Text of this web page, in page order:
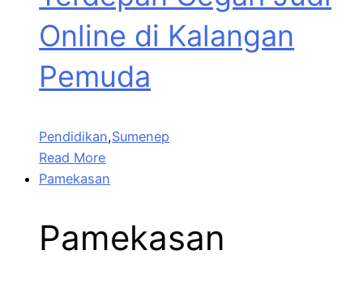
Online di Kalangan
Pemuda
Pendidikan,Sumenep
Read More
Pamekasan
Pamekasan